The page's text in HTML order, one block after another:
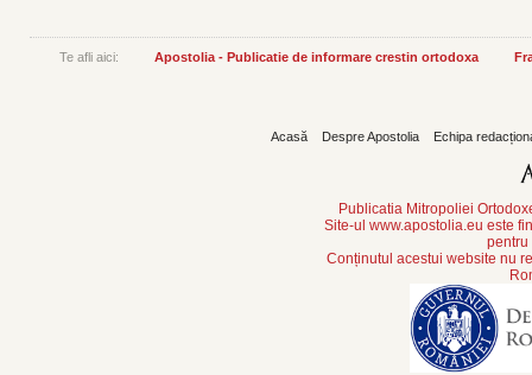
Te afli aici: Apostolia - Publicatie de informare crestin ortodoxa
Acasă Despre Apostolia Echipa
Publicatia Mitropoliei
Site-ul www.apostolia.eu este
pentru
Conținutul acestui website nu